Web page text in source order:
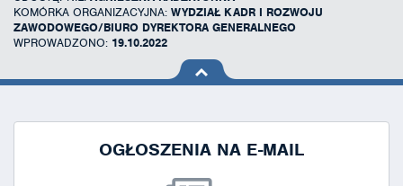
KOMÓRKA ORGANIZACYJNA: WYDZIAŁ KADR I ROZWOJU
ZAWODOWEGO/BIURO DYREKTORA GENERALNEGO
WPROWADZONO: 19.10.2022
na górę
OGŁOSZENIA NA E-MAIL